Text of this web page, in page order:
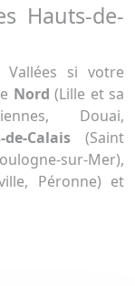
Hauts-de-
Vallées si votre
Nord (Lille et sa
Douai,
de-Calais (Saint
sur-Mer),
Péronne) et